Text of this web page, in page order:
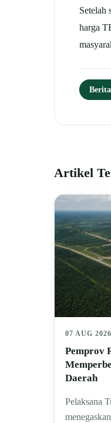
Setelah
harga
Berita
Artikel
07 AUG 2026
Pemprov
Daerah
Pelaksana